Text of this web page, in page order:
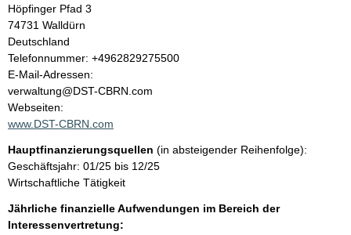
h
a
l
t
Höpfinger Pfad 3
74731 Walldürn
Deutschland
K
o
n
t
a
t
i
n
f
o
Telefonnummer: +4962829275500
E-Mail-Adressen:
verwaltung@DST-CBRN.com
Webseiten:
www.DST-CBRN.com
Hauptfinanzierungsquellen (in absteigender Reihenfolge):
Geschäftsjahr: 01/25 bis 12/25
Wirtschaftliche Tätigkeit
Jährliche finanzielle Aufwendungen im Bereich der
Interessenvertretung: